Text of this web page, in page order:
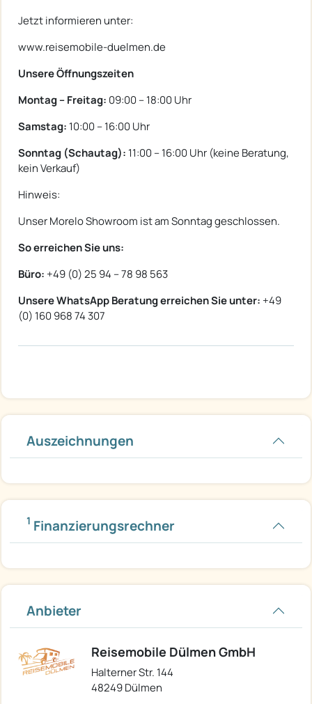
Jetzt informieren unter:
www.reisemobile-duelmen.de
Unsere Öffnungszeiten
Montag – Freitag: 09:00 – 18:00 Uhr
Samstag: 10:00 – 16:00 Uhr
Sonntag (Schautag): 11:00 – 16:00 Uhr (keine Beratung,
kein Verkauf)
Hinweis:
Unser Morelo Showroom ist am Sonntag geschlossen.
So erreichen Sie uns:
Büro: +49 (0) 25 94 – 78 98 563
Unsere WhatsApp Beratung erreichen Sie unter: +49
(0) 160 968 74 307
Auszeichnungen
1 Finanzierungsrechner
Anbieter
Reisemobile Dülmen GmbH
Halterner Str. 144
48249 Dülmen